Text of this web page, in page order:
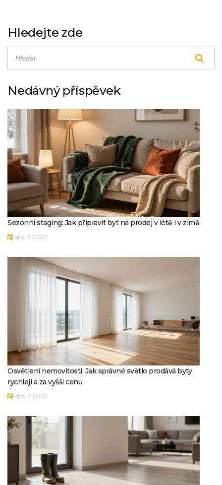
Hledejte zde
Nedávný příspěvek
Sezónní staging: Jak připravit byt na prodej v létě i v zimě
srp, 5 2026
Osvětlení nemovitosti: Jak správné světlo prodává byty
rychleji a za vyšší cenu
srp, 2 2026